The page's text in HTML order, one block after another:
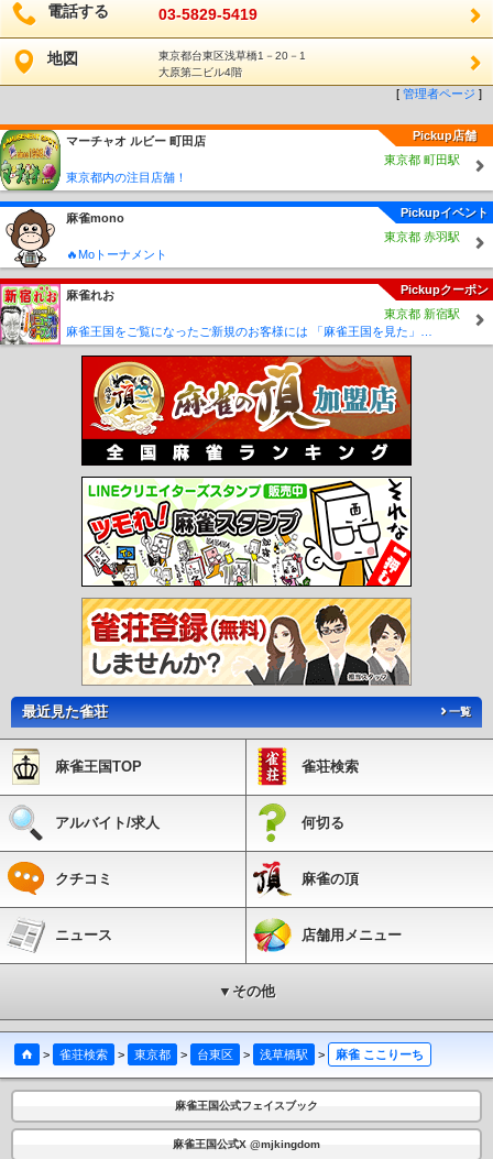
電話する 03-5829-5419
地図
東京都台東区浅草橋1－20－1
大原第二ビル4階
[ 管理者ページ ]
Pickup店舗
マーチャオ ルビー 町田店
東京都 町田駅
東京都内の注目店舗！
Pickupイベント
麻雀mono
東京都 赤羽駅
🔥Moトーナメント
Pickupクーポン
麻雀れお
東京都 新宿駅
最近見た雀荘 一覧
麻雀王国TOP 雀荘検索
アルバイト/求人 何切る
クチコミ 麻雀の頂
ニュース 店舗用メニュー
▼その他
> 雀荘検索 > 東京都 > 台東区 > 浅草橋駅 > 麻雀 ここりーち
麻雀王国公式フェイスブック
麻雀王国公式X @mjkingdom